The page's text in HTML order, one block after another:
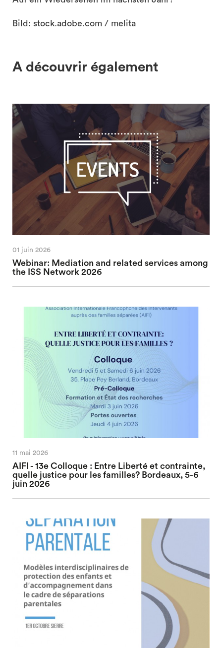
Bild: stock.adobe.com / melita
A découvrir également
01 juin 2026
Webinar: Mediation and related services among
the ISS Network 2026
11 mai 2026
AIFI - 13e Colloque : Entre Liberté et contrainte,
quelle justice pour les familles? Bordeaux, 5-6
juin 2026